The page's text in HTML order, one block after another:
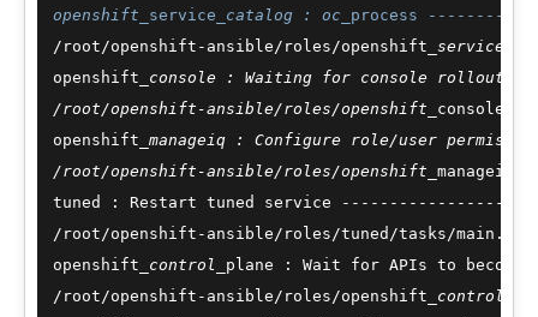
openshift_ service _catalog : oc_ process
/root/openshift-ansible/roles/openshift _service_
openshift _console : Waiting for console
/root/openshift-ansible/roles/openshift_
openshift _manageiq : Configure role/
/root/openshift-ansible/roles/openshift_
tuned : Restart tuned service
/root/openshift-ansible/roles/tuned/
openshift _control_ plane : Wait for APIs to
/root/openshift-ansible/roles/openshift _control_